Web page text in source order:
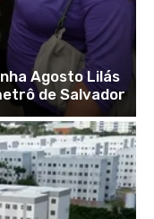
Agosto Lilás
de Salvador